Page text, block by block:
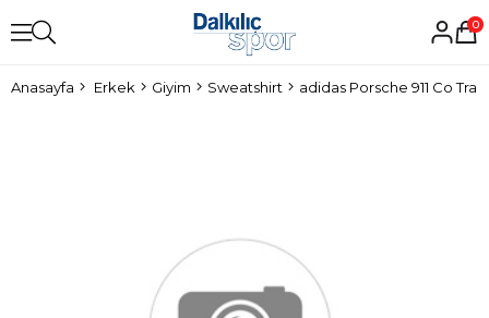
0
Anasayfa Erkek Giyim Sweatshirt adidas Porsche 911 Co